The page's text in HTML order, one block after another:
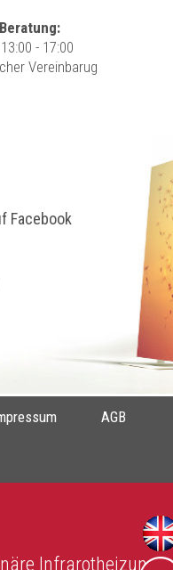
- 17:00
Vereinbarug
Facebook
AGB
Infrarotheizung